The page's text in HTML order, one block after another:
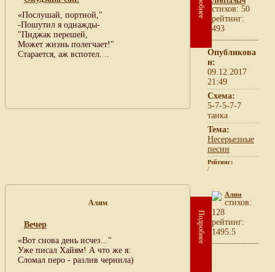
«Послушай, портной,"
-Пошутил я однажды-
"Пиджак перешей,
Может жизнь полегчает!"
Старается, аж вспотел. ..
cтихов: 50
рейтинг:
493
Опубликова
н:
09.12.2017
21:49
Схема:
5-7-5-7-7
танка
Тема:
Несерьезные
песни
Рейтинг:
/
Алим
Вечер
«Вот снова день исчез..."
Уже писал Хайям! А что же я:
Сломал перо - разлив чернила)
Подробнее
Алим
cтихов:
128
рейтинг:
1495.5